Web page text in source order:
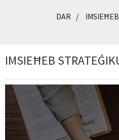
DAR
IMSIEĦEB